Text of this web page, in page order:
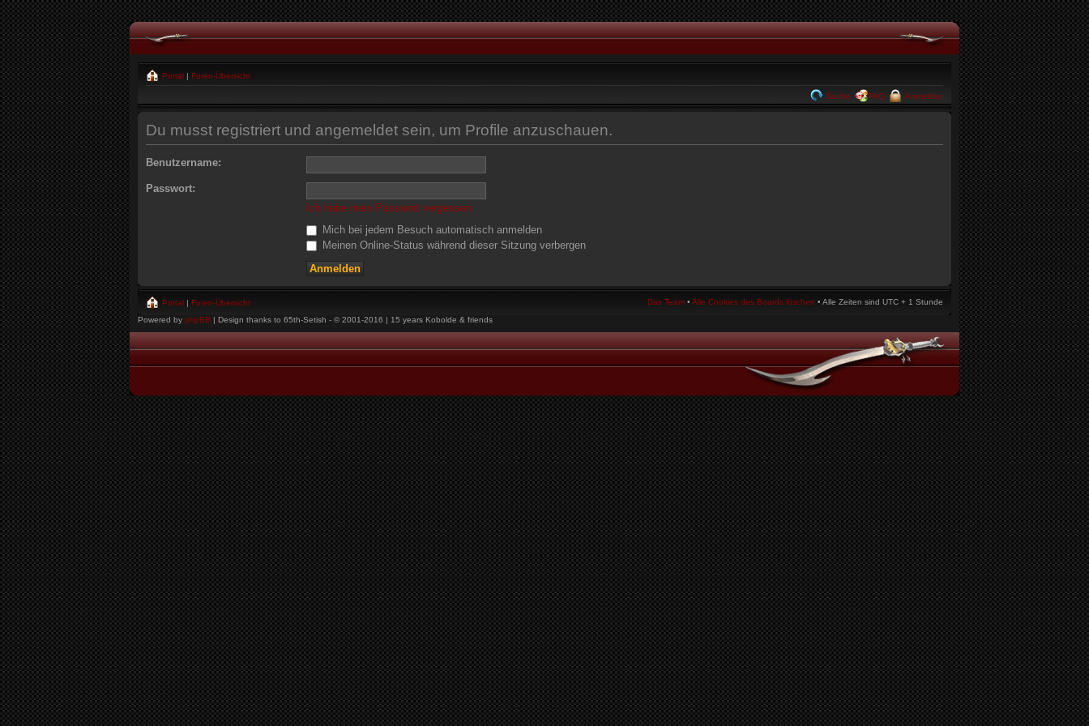
Portal | Foren-Übersicht
Suche FAQ Anmelden
Du musst registriert und angemeldet sein, um Profile anzuschauen.
Benutzername:
Passwort:
Ich habe mein Passwort vergessen
Mich bei jedem Besuch automatisch anmelden
Meinen Online-Status während dieser Sitzung verbergen
Portal | Foren-Übersicht Das Team • Alle Cookies des Boards löschen • Alle Zeiten sind UTC + 1 Stunde
Powered by phpBB | Design thanks to 65th-Setish - © 2001-2016 | 15 years Kobolde & friends